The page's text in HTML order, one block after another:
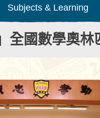
Subjects & Learning
全國數學奧林